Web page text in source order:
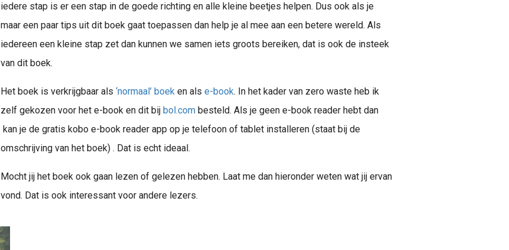
iedere stap is er een stap in de goede richting en alle kleine beetjes helpen. Dus ook als je
maar een paar tips uit dit boek gaat toepassen dan help je al mee aan een betere wereld. Als
iedereen een kleine stap zet dan kunnen we samen iets groots bereiken, dat is ook de insteek
van dit boek.
Het boek is verkrijgbaar als ‘normaal’ boek en als e-book. In het kader van zero waste heb ik
zelf gekozen voor het e-book en dit bij bol.com besteld. Als je geen e-book reader hebt dan
kan je de gratis kobo e-book reader app op je telefoon of tablet installeren (staat bij de
omschrijving van het boek) . Dat is echt ideaal.
Mocht jij het boek ook gaan lezen of gelezen hebben. Laat me dan hieronder weten wat jij ervan
vond. Dat is ook interessant voor andere lezers.